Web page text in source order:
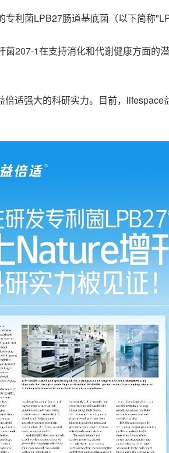
专利菌LPB27肠道基底菌（以下简称
207-1在支持消化和代谢健康方面的
适强大的科研实力。目前，